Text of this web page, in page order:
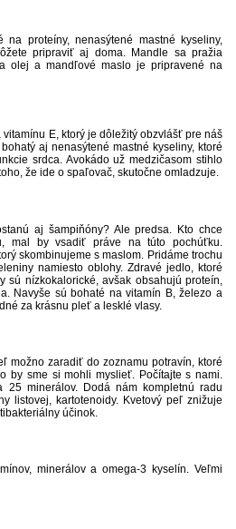
proteíny, nenasýtené mastné kyseliny,
pripraviť aj doma. Mandle sa pražia
olej a mandľové maslo je pripravené na
E, ktorý je dôležitý obzvlášť pre náš
aj nenasýtené mastné kyseliny, ktoré
srdca. Avokádo už medzičasom stihlo
že ide o spaľovač, skutočne omladzuje.
aj šampiňóny? Ale predsa. Kto chce
mal by vsadiť práve na túto pochúťku.
skombinujeme s maslom. Pridáme trochu
namiesto oblohy. Zdravé jedlo, ktoré
nízkokalorické, avšak obsahujú proteín,
Navyše sú bohaté na vitamín B, železo a
za krásnu pleť a lesklé vlasy.
možno zaradiť do zoznamu potravín, ktoré
by sme si mohli myslieť. Počítajte s nami.
minerálov. Dodá nám kompletnú radu
listovej, kartotenoidy. Kvetový peľ znižuje
účinok.
minerálov a omega-3 kyselín. Veľmi